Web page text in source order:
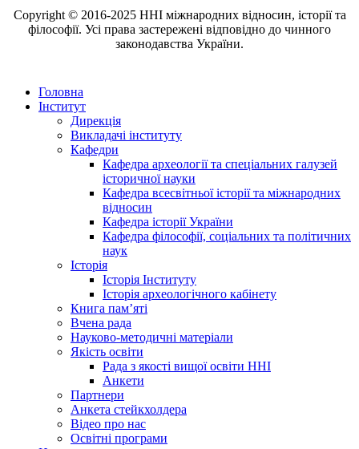
Copyright © 2016-2025 ННІ міжнародних відносин, історії та
філософії. Усі права застережені відповідно до чинного
законодавства України.
Головна
Інститут
Дирекція
Викладачі інституту
Кафедри
Кафедра археології та спеціальних галузей
історичної науки
Кафедра всесвітньої історії та міжнародних
відносин
Кафедра історії України
Кафедра філософії, соціальних та політичних
наук
Історія
Історія Інституту
Історія археологічного кабінету
Книга памʼяті
Вчена рада
Науково-методичні матеріали
Якість освіти
Рада з якості вищої освіти ННІ
Анкети
Партнери
Анкета стейкхолдера
Відео про нас
Освітні програми